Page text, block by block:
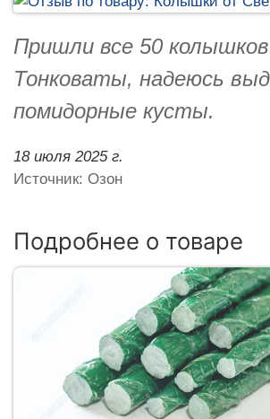
Пришли все 50
Тонковаты, надеюсь
помидорные кусты.
18 июля 2025 г.
Источник: Озон
Подробнее о товаре